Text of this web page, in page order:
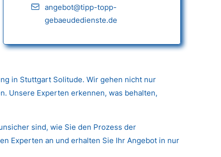
angebot@tipp-topp-
gebaeudedienste.de
in Stuttgart Solitude. Wir gehen nicht nur
Unsere Experten erkennen, was behalten,
sind, wie Sie den Prozess der
Experten an und erhalten Sie Ihr Angebot in nur